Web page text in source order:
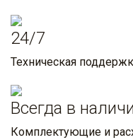
24/7
Техническая
Всегда в
Комплектующие и